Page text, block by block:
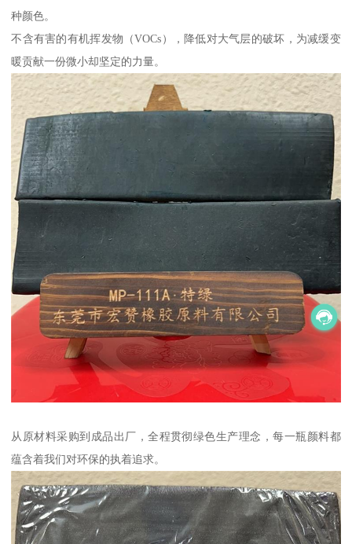
种颜色。
不含有害的有机挥发物（VOCs），降低对大气层的破坏，为减缓变
暖贡献一份微小却坚定的力量。
从原材料采购到成品出厂，全程贯彻绿色生产理念，每一瓶颜料都
蕴含着我们对环保的执着追求。